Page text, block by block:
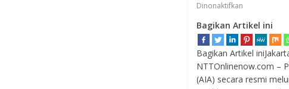
Dinonaktifkan
Bagikan Artikel ini
Bagikan Artikel
NTTOnlinenow.com –
(AIA) secara resmi